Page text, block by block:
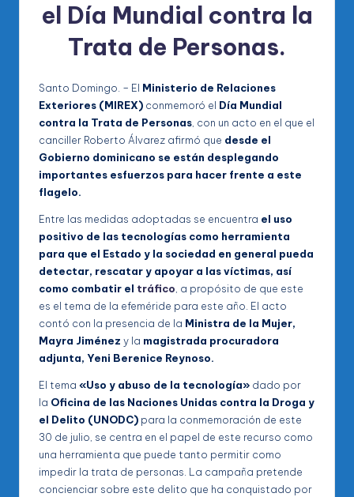
el Día Mundial contra la
Trata de Personas.
Santo Domingo. – El Ministerio de Relaciones
Exteriores (MIREX) conmemoró el Día Mundial
contra la Trata de Personas, con un acto en el que el
canciller Roberto Álvarez afirmó que desde el
Gobierno dominicano se están desplegando
importantes esfuerzos para hacer frente a este
flagelo.
Entre las medidas adoptadas se encuentra el uso
positivo de las tecnologías como herramienta
para que el Estado y la sociedad en general pueda
detectar, rescatar y apoyar a las víctimas, así
como combatir el tráfico, a propósito de que este
es el tema de la efeméride para este año. El acto
contó con la presencia de la Ministra de la Mujer,
Mayra Jiménez y la magistrada procuradora
adjunta, Yeni Berenice Reynoso.
El tema «Uso y abuso de la tecnología» dado por
la Oficina de las Naciones Unidas contra la Droga y
el Delito (UNODC) para la conmemoración de este
30 de julio, se centra en el papel de este recurso como
una herramienta que puede tanto permitir como
impedir la trata de personas. La campaña pretende
concienciar sobre este delito que ha conquistado por